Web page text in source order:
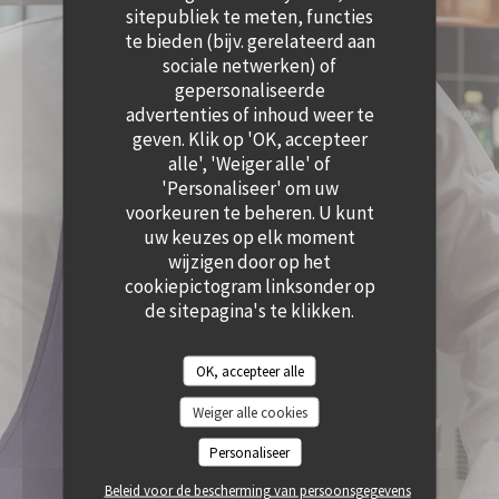
sitepubliek te meten, functies
te bieden (bijv. gerelateerd aan
sociale netwerken) of
gepersonaliseerde
advertenties of inhoud weer te
geven. Klik op 'OK, accepteer
alle', 'Weiger alle' of
'Personaliseer' om uw
voorkeuren te beheren. U kunt
uw keuzes op elk moment
wijzigen door op het
cookiepictogram linksonder op
de sitepagina's te klikken.
OK, accepteer alle
Weiger alle cookies
Personaliseer
Beleid voor de bescherming van persoonsgegevens